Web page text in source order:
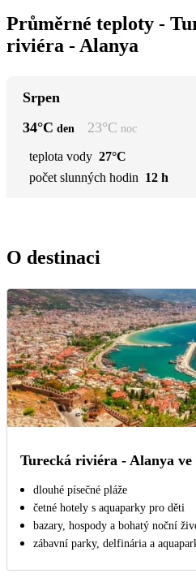
Průměrné teploty -
riviéra - Alanya
Srpen
34°C den 23°C noc
teplota vody 27°C
počet slunných hodin 12 h
O destinaci
Turecká riviéra - Alanya ve
dlouhé písečné pláže
četné hotely s aquaparky pro děti
bazary, hospody a bohatý noční
zábavní parky, delfinária a